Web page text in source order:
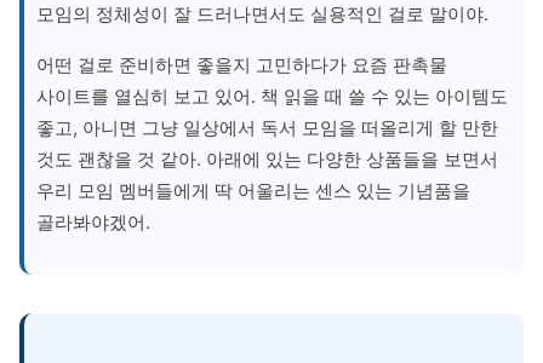
모임의 정체성이 잘 드러나면서도 실용적인 걸로 말이야.
어떤 걸로 준비하면 좋을지 고민하다가 요즘 판촉물
사이트를 열심히 보고 있어. 책 읽을 때 쓸 수 있는 아이템도
좋고, 아니면 그냥 일상에서 독서 모임을 떠올리게 할 만한
것도 괜찮을 것 같아. 아래에 있는 다양한 상품들을 보면서
우리 모임 멤버들에게 딱 어울리는 센스 있는 기념품을
골라봐야겠어.